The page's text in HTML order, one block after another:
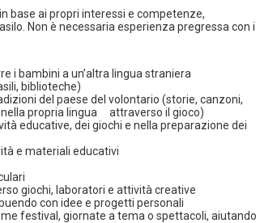
base ai propri interessi e competenze,
Non è necessaria esperienza pregressa con i
i bambini a un’altra lingua straniera
biblioteche)
del paese del volontario (storie, canzoni,
nella propria lingua attraverso il gioco)
educative, dei giochi e nella preparazione dei
e materiali educativi
giochi, laboratori e attività creative
con idee e progetti personali
festival, giornate a tema o spettacoli, aiutando